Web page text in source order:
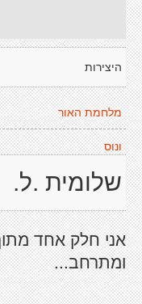
היצירות
מלחמת האור
ונוס
שלומית .ל.
אני חלק אחד
ומתרחב...